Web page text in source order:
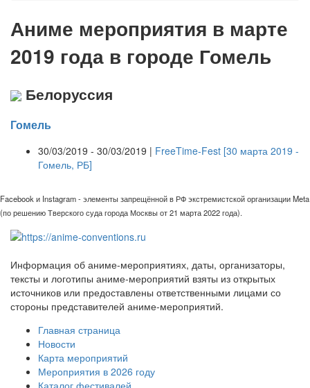
Аниме мероприятия в марте
2019 года в городе Гомель
Белоруссия
Гомель
30/03/2019 - 30/03/2019 | FreeTime-Fest [30 марта 2019 -
Гомель, РБ]
Facebook и Instagram - элементы запрещённой в РФ экстремистской организации Meta
(по решению Тверского суда города Москвы от 21 марта 2022 года).
Информация об аниме-мероприятиях, даты, организаторы,
тексты и логотипы аниме-мероприятий взяты из открытых
источников или предоставлены ответственными лицами со
стороны представителей аниме-мероприятий.
Главная страница
Новости
Карта мероприятий
Мероприятия в 2026 году